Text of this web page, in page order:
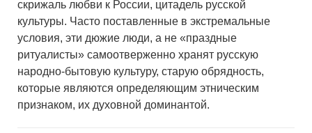
скрижаль любви к России, цитадель русской
культуры. Часто поставленные в экстремальные
условия, эти дюжие люди, а не «праздные
ритуалисты» самоотверженно хранят русскую
народно-бытовую культуру, старую обрядность,
которые являются определяющим этническим
признаком, их духовной доминантой.